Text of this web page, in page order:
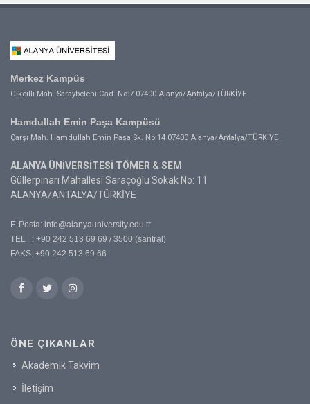
Merkez Kampüs
Cikcilli Mah. Saraybeleni Cad. No:7 07400 Alanya/Antalya/TÜRKİYE
Hamdullah Emin Paşa Kampüsü
Çarşı Mah. Hamdullah Emin Paşa Sk. No:14 07400 Alanya/Antalya/TÜRKİYE
ALANYA ÜNİVERSİTESİ TÖMER & SEM
Güllerpınarı Mahallesi Saraçoğlu Sokak No: 11
ALANYA/ANTALYA/TÜRKİYE
E-Posta: info@alanyauniversity.edu.tr
TEL : +90 242 513 69 69 / 3500 (santral)
FAKS: +90 242 513 69 66
ÖNE ÇIKANLAR
Akademik Takvim
İletişim